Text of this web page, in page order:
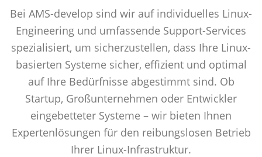
Bei AMS-develop sind wir auf individuelles Linux-
Engineering und umfassende Support-Services
spezialisiert, um sicherzustellen, dass Ihre Linux-
basierten Systeme sicher, effizient und optimal
auf Ihre Bedürfnisse abgestimmt sind. Ob
Startup, Großunternehmen oder Entwickler
eingebetteter Systeme – wir bieten Ihnen
Expertenlösungen für den reibungslosen Betrieb
Ihrer Linux-Infrastruktur.